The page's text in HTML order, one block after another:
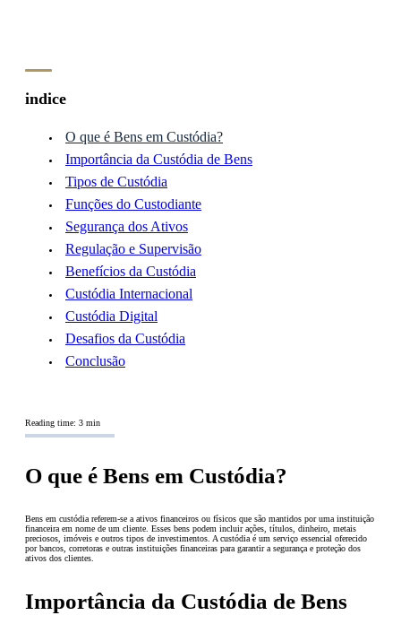
indice
O que é Bens em Custódia?
Importância da Custódia de Bens
Tipos de Custódia
Funções do Custodiante
Segurança dos Ativos
Regulação e Supervisão
Benefícios da Custódia
Custódia Internacional
Custódia Digital
Desafios da Custódia
Conclusão
Reading time: 3 min
O que é Bens em Custódia?
Bens em custódia referem-se a ativos financeiros ou físicos que são mantidos por uma instituição
financeira em nome de um cliente. Esses bens podem incluir ações, títulos, dinheiro, metais
preciosos, imóveis e outros tipos de investimentos. A custódia é um serviço essencial oferecido
por bancos, corretoras e outras instituições financeiras para garantir a segurança e proteção dos
ativos dos clientes.
Importância da Custódia de Bens